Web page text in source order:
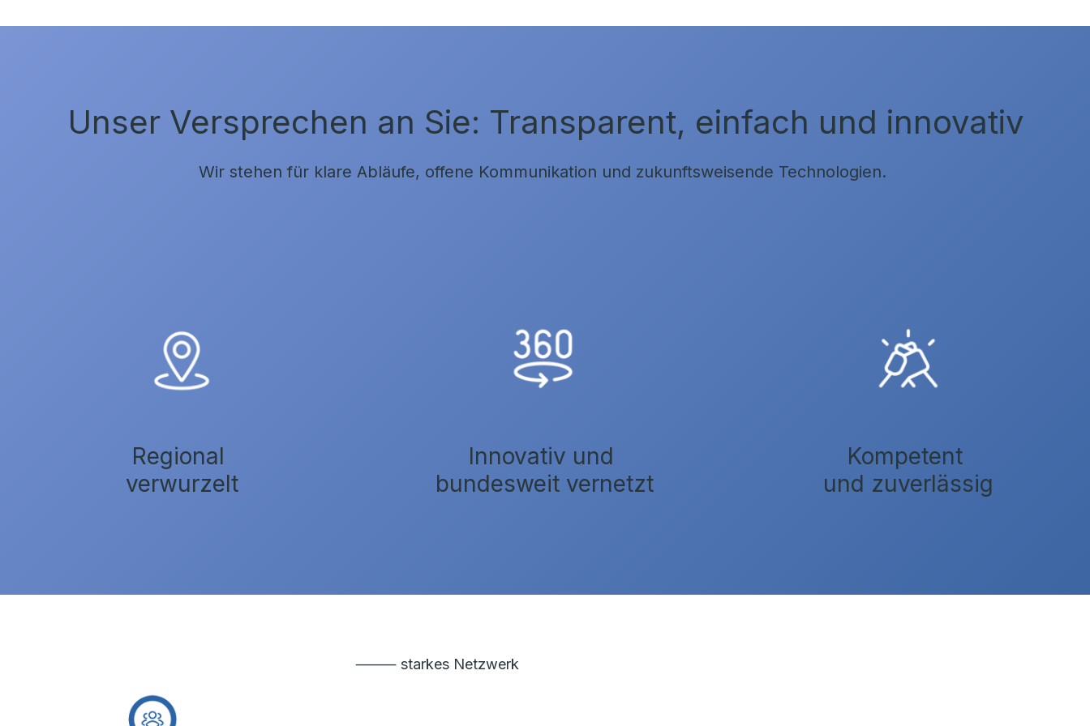
Unser Versprechen an Sie: Transparent, einfach und innovativ
Wir stehen für klare Abläufe, offene Kommunikation und zukunftsweisende Technologien.
Regional
verwurzelt
Innovativ und
bundesweit vernetzt
Kompetent
und zuverlässig
⸻ starkes Netzwerk